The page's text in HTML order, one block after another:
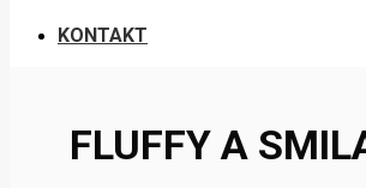
KONTAKT
FLUFFY A